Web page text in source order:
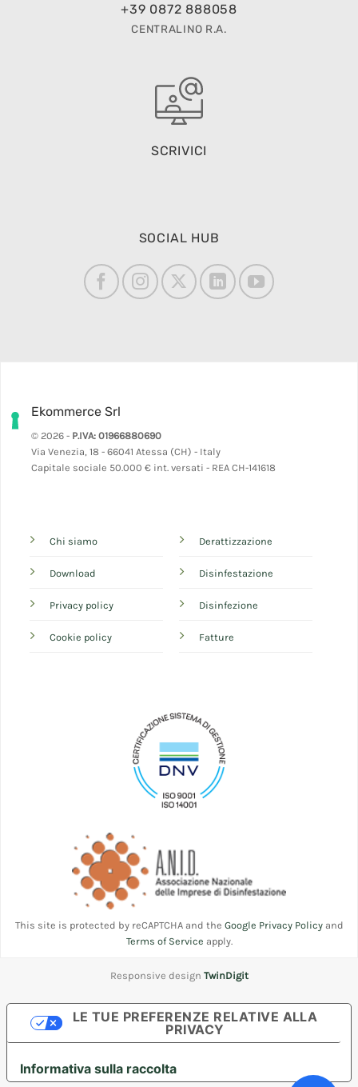
+39 0872 888058
CENTRALINO R.A.
SCRIVICI
SOCIAL HUB
Ekommerce Srl
© 2026 - P.IVA: 01966880690
Via Venezia, 18 - 66041 Atessa (CH) - Italy
Capitale sociale 50.000 € int. versati - REA CH-141618
Chi siamo
Download
Privacy policy
Cookie policy
Derattizzazione
Disinfestazione
Disinfezione
Fatture
This site is protected by reCAPTCHA and the Google Privacy Policyand
Terms of Service apply.
Responsive design TwinDigit
Informativa sulla raccolta
LE TUE PREFERENZE RELATIVE ALLA
PRIVACY